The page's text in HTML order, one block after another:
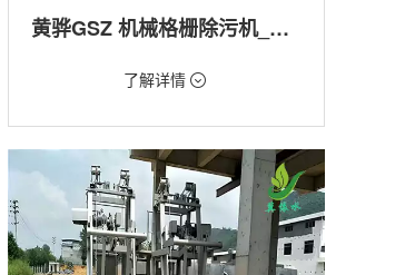
黄骅GSZ 机械格栅除污机_污水处理拦截设备_型号参数 | 工作原理 | 适用场景详解
价格：1800元/台
机
用途：泵站,污水处理,渠道,河道,化工,纺织,给
排水工程
了解详情